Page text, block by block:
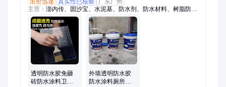
出价迅速
真实性已核验
广东广州
主营： 澎内传、固沙宝、水泥基、防水剂、防水材料、树脂防
水、防水涂料、地下室防水、防水粘结剂、强力砂浆胶、聚氨酯
防水、永凝液、911聚氨酯、复合防腐、火仑建材、珠保温材
料、丙烯酸树脂、水泥混凝土、甲基丙烯酸、珠保温隔热、三乙
氧硅烷、混凝土表面、纤维增强桥面、保温隔热材料、防腐材料
透明防水胶免砸
砖防水涂料卫生
外墙透明防水胶
防水涂料厕所防